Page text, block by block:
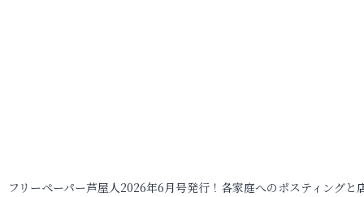
フリーペーパー芦屋人2026年6月号発行！各家庭へのポスティングと